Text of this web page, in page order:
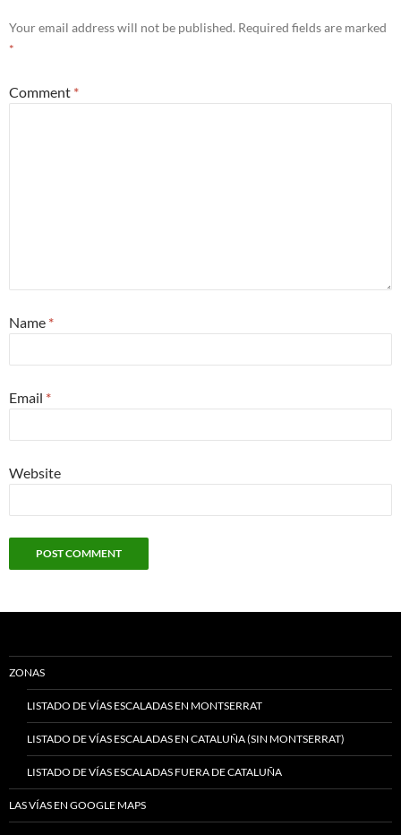
Your email address will not be published. Required fields are marked
*
Comment *
Name *
Email *
Website
ZONAS
LISTADO DE VÍAS ESCALADAS EN MONTSERRAT
LISTADO DE VÍAS ESCALADAS EN CATALUÑA (SIN MONTSERRAT)
LISTADO DE VÍAS ESCALADAS FUERA DE CATALUÑA
LAS VÍAS EN GOOGLE MAPS